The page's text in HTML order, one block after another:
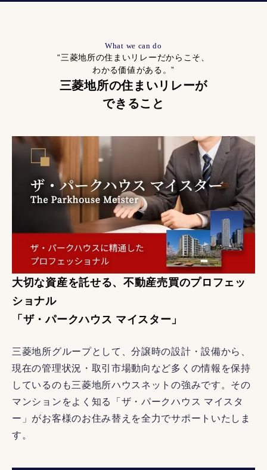
What we can do
“三菱地所の住まいリレーだからこそ、
わかる価値がある。”
三菱地所の住まいリレーが
できること
大切な資産を託せる、不動産売買のプロフェッ
ショナル
「ザ・パークハウス マイスター」
三菱地所グループとして、分譲時の設計・設備から、
現在の管理状況・取引市場動向など多くの情報を保持
しているのも三菱地所ハウスネットの強みです。その
マンションをよく知る「ザ・パークハウス マイスタ
ー」がお客様のお住み替えを全力でサポートいたしま
す。